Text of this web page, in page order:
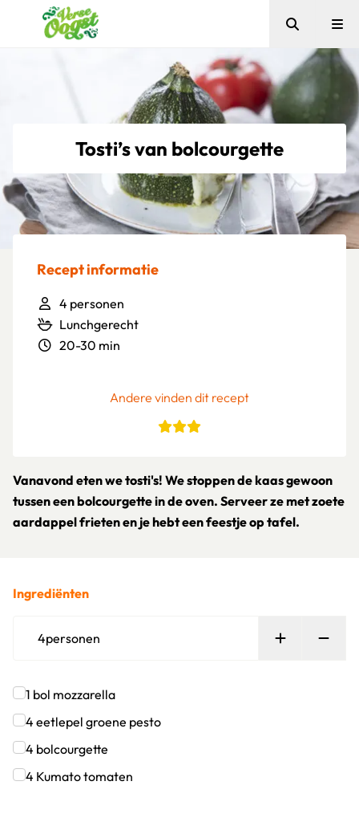
Zoeken
Tosti’s van bolcourgette
Recept informatie
4 personen
Lunchgerecht
20-30 min
Andere vinden dit recept
Vanavond eten we tosti's! We stoppen de kaas gewoon
tussen een bolcourgette in de oven. Serveer ze met zoete
aardappel frieten en je hebt een feestje op tafel.
Ingrediënten
4personen Persoon
1 bol mozzarella
Klik om dit selectievakje aan te vinken
4 eetlepel groene pesto
Klik om dit selectievakje aan te vinken
4 bolcourgette
Klik om dit selectievakje aan te vinken
4 Kumato tomaten